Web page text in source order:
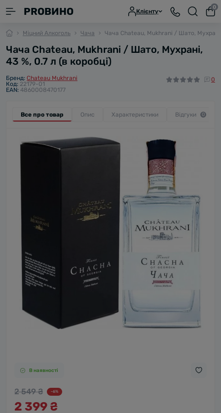
PROВИНО Клієнту
0
Міцний Алкоголь Чача Чача Chateau, Mukhrani / Шато, Мухрані,
Чача Chateau, Mukhrani / Шато, Мухрані,
43 %, 0.7 л (в коробці)
Бренд: Chateau Mukhrani
Код: 22179-01
EAN: 4860008470177
0
Все про товар Опис Характеристики Відгуки 0
В наявності
2 549 ₴ -6%
2 399 ₴